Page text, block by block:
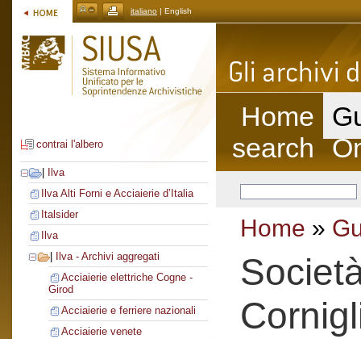
italiano | English
contrai l'albero
Ilva
Ilva Alti Forni e Acciaierie d’Italia
Italsider
Ilva
Ilva - Archivi aggregati
Acciaierie elettriche Cogne -
Girod
Acciaierie e ferriere nazionali
Acciaierie venete
Home
search
Home »